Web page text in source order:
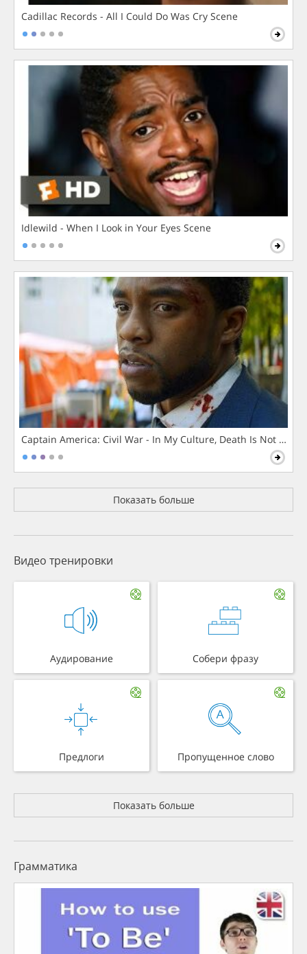
Cadillac Records - All I Could Do Was Cry Scene
Idlewild - When I Look in Your Eyes Scene
Captain America: Civil War - In My Culture, Death Is Not The
Показать больше
Видео тренировки
Аудирование Собери фразу
Предлоги Пропущенное слово
Показать больше
Грамматика